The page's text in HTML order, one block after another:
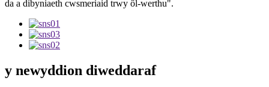
da a dibyniaeth cwsmeriaid trwy ôl-werthu".
y newyddion diweddaraf